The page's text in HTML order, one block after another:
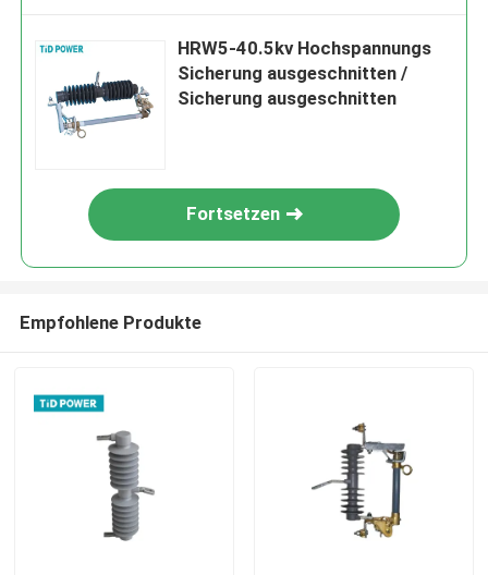
HRW5-40.5kv Hochspannungs
Sicherung ausgeschnitten /
Sicherung ausgeschnitten
Fortsetzen
Empfohlene Produkte